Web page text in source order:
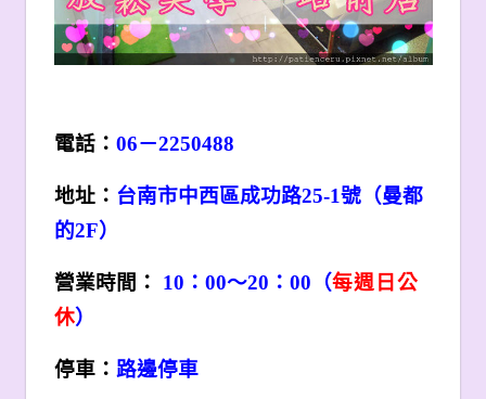
電話： 06－2250488
地址： 台南市中西區成功路25-1號（曼都
的2F）
營業時間： 10：00～20：00 （每週日公
休）
停車： 路邊停車